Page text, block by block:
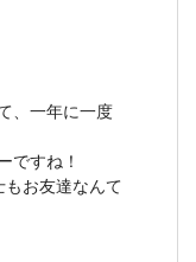
、一年に一度
ですね！
お友達なんて